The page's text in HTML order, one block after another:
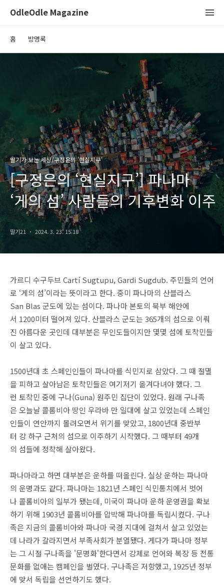
OdleOdle Magazine
홈 방명록
딸기가 보는 세상/구정은의 '현실지구'
[구정은의 ‘현실지구’] 파나마
‘게의 섬’ 사람들의 기후변화 이주
딸기21 2024. 3. 23. 15:18
가르디 수구두브 Cartí Sugtupu, Gardi Sugdub. 주민들의 언어
로 ‘게의 섬’이라는 뜻이라고 한다. 중미 파나마의 산블라스
San Blas 군도에 있는 섬이다. 파나마 본토의 북부 해안에
서 1200미터 떨어져 있다. 산블라스 군도는 365개의 섬으로 이뤄
진 아름다운 곳인데 대부분은 무인도들이지만 몇몇 섬에 토착민들
이 살고 있다.
1500년대 초 스페인인들이 파나마를 식민지로 삼았다. 그 때 절멸
을 피하고 살아남은 토착민들은 여기저기 옮겨다녀야 했다. 그
런 토착민 중에 구나(Guna) 원주민 집단이 있었다. 원래 구나족
은 오늘날 콜롬비아 땅인 우라바 만 일대에 살고 있었는데 스페인
인들이 연안까지 몰려오면서 위기를 맞았고, 1800년대 중반부
터 강 하구 근처의 섬으로 이주하기 시작했다. 그 때부터 49개
의 섬들에 정착해 살아왔다.
파나마라고 하면 대부분은 운하를 떠올린다. 실상 운하는 파나마
의 운명과도 같다. 파나마는 1821년 스페인 식민통치에서 벗어
나 콜롬비아의 일부가 됐는데, 미국이 파나마 운하 운영권을 확보
하기 위해 1903년 콜롬비아를 압박해 파나마를 독립시켰다. 구나
족은 지금의 콜롬비아와 파나마 국경 지대에 걸쳐서 살고 있었는
데 나라가 갈라지면서 부족사회가 분열됐다. 게다가 파나마 정부
는 그 시절 구나족을 '문명화'한다면서 강제로 언어와 복장 등 전통
문화를 없애는 캠페인을 벌였다. 구나족은 저항했고, 1925년 정부
에 맞서 독립을 선언하기도 했다.